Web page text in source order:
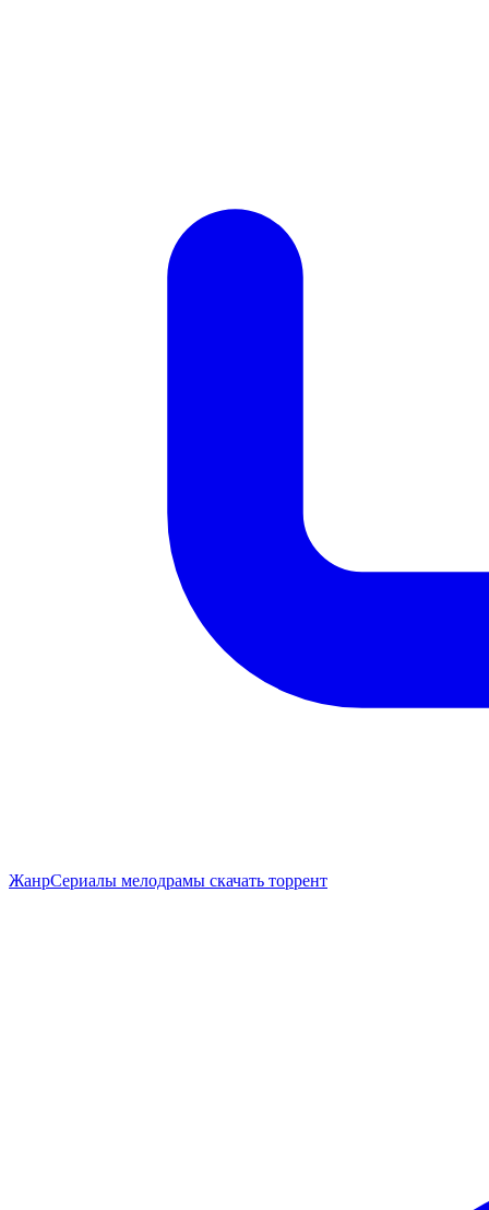
ЖанрСериалы мелодрамы скачать торрент